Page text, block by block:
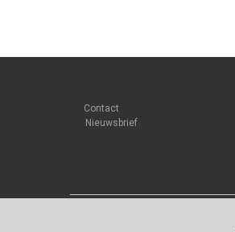
Contact
Nieuwsbrief